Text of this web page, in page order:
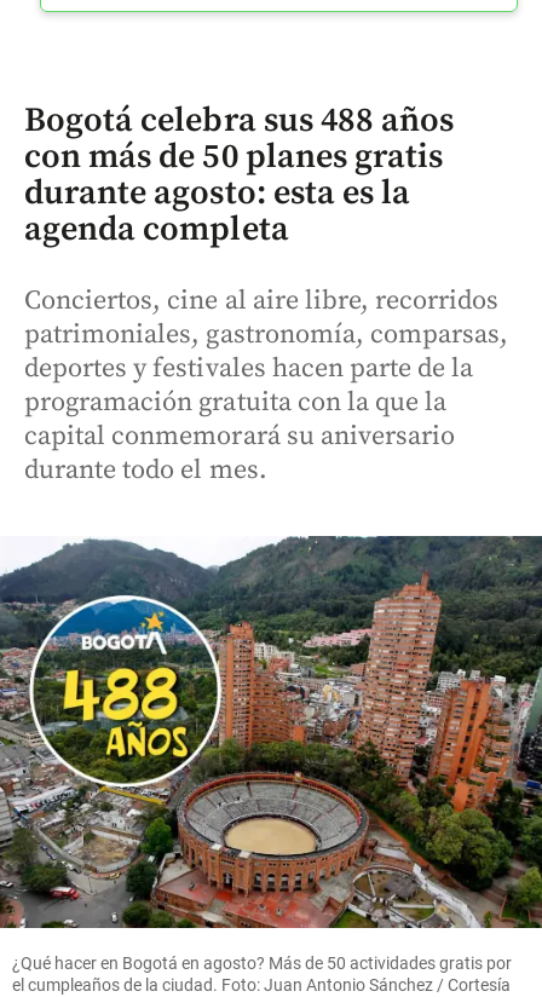
Bogotá celebra sus 488 años
con más de 50 planes gratis
durante agosto: esta es la
agenda completa
Conciertos, cine al aire libre, recorridos
patrimoniales, gastronomía, comparsas,
deportes y festivales hacen parte de la
programación gratuita con la que la
capital conmemorará su aniversario
durante todo el mes.
¿Qué hacer en Bogotá en agosto? Más de 50 actividades gratis por
el cumpleaños de la ciudad. Foto: Juan Antonio Sánchez / Cortesía